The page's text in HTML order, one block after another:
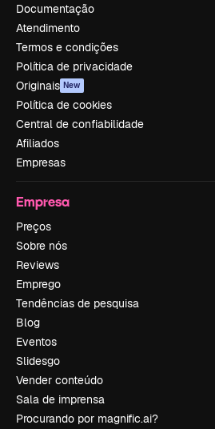
Documentação
Atendimento
Termos e condições
Política de privacidade
Originais New
Política de cookies
Central de confiabilidade
Afiliados
Empresas
Empresa
Preços
Sobre nós
Reviews
Emprego
Tendências de pesquisa
Blog
Eventos
Slidesgo
Vender conteúdo
Sala de imprensa
Procurando por magnific.ai?